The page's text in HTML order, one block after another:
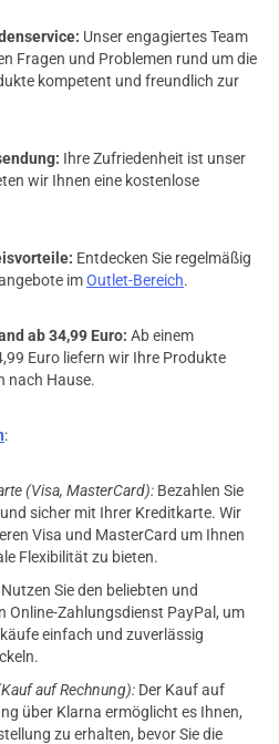
Unser engagiertes Team
Fragen und Problemen rund um die
kompetent und freundlich zur
Ihre Zufriedenheit ist unser
wir Ihnen eine kostenlose
Entdecken Sie regelmäßig
imOutlet-Bereich.
ab 34,99 Euro: Ab einem
Euro liefern wir Ihre Produkte
nach Hause.
:
(Visa, MasterCard): Bezahlen Sie
sicher mit Ihrer Kreditkarte. Wir
Visa und MasterCard um Ihnen
Flexibilität zu bieten.
Nutzen Sie den beliebten und
Online-Zahlungsdienst PayPal, um
einfach und zuverlässig
auf Rechnung): Der Kauf auf
über Klarna ermöglicht es Ihnen,
zu erhalten, bevor Sie die